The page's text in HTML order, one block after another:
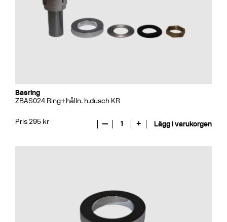
Basring
ZBAS024 Ring+hålln. h.dusch KR
Pris 295 kr — 1 + Lägg i varukorgen